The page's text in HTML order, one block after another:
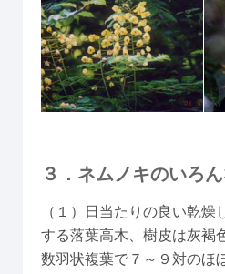
３．ネムノキのいろ
（１）日当たりの良い乾燥
する落葉高木、樹皮は灰褐
数羽状複葉で７～９対のほ